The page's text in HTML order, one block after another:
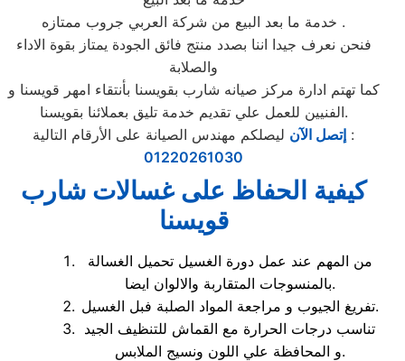
خدمة ما بعد البيع من شركة العربي جروب ممتازه .
فنحن نعرف جيدا اننا بصدد منتج فائق الجودة يمتاز بقوة الاداء
والصلابة
كما تهتم ادارة مركز صيانه شارب بقويسنا بأنتقاء امهر قويسنا و
الفنيين للعمل علي تقديم خدمة تليق بعملائنا بقويسنا.
إتصل الآن ليصلكم مهندس الصيانة على الأرقام التالية :
01220261030
كيفية الحفاظ على غسالات شارب
قويسنا
من المهم عند عمل دورة الغسيل تحميل الغسالة
بالمنسوجات المتقاربة والالوان ايضا.
تفريغ الجيوب و مراجعة المواد الصلبة فبل الغسيل.
تناسب درجات الحرارة مع القماش للتنظيف الجيد
و المحافظة علي اللون ونسيج الملابس.